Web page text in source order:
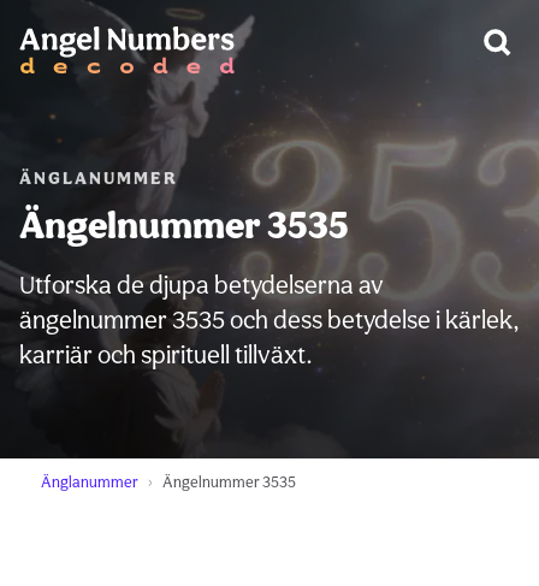
ÄNGLANUMMER
Ängelnummer 3535
Utforska de djupa betydelserna av
ängelnummer 3535 och dess betydelse i kärlek,
karriär och spirituell tillväxt.
Änglanummer Ängelnummer 3535
VARNING: